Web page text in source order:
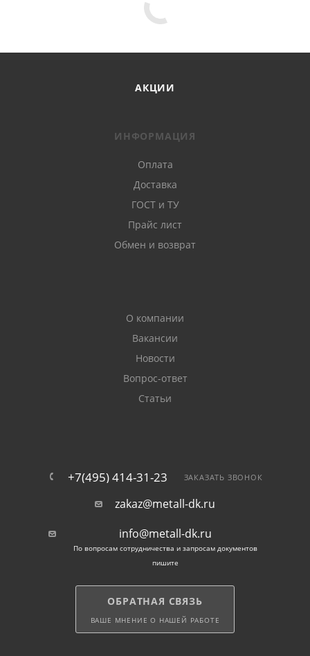
АКЦИИ
ИНФОРМАЦИЯ
Оплата
Доставка
ГОСТ и ТУ
Прайс лист
Обмен и возврат
О компании
Вакансии
Новости
Вопрос-ответ
Статьи
+7(495) 414-31-23 ЗАКАЗАТЬ ЗВОНОК
zakaz@metall-dk.ru
info@metall-dk.ru
По вопросам сотрудничества и запросам документов
пишите
ОБРАТНАЯ СВЯЗЬ
ВАШЕ МНЕНИЕ О НАШЕЙ РАБОТЕ